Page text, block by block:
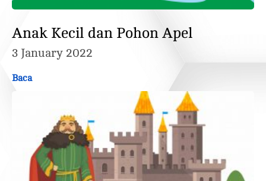
Anak Kecil dan Pohon Apel
3 January 2022
Baca